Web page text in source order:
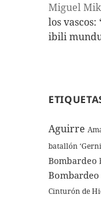
Miguel
los
ibili
Aguirre
batallón
Bombardeo
Cinturón de